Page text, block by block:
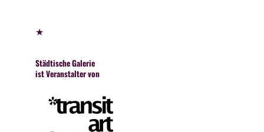
★
Städtische Galerie
ist Veranstalter von